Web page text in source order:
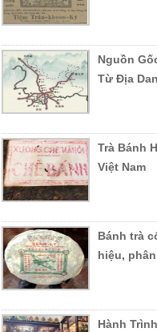
Nguồn
Từ Địa
Trà Bánh
Việt Nam
Bánh trà
hiệu,
Hành